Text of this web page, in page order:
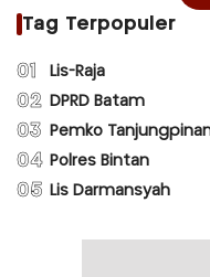
Tag Terpopuler
01 Lis-Raja
02 DPRD Batam
03 Pemko
04 Polres Bintan
05 Lis Darmansyah